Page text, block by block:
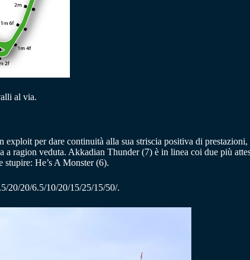
al via.
exploit per dare continuità alla sua striscia positiva di
a ragion veduta. Akkadian Thunder (7) è in linea coi due più
stupire: He’s A Monster (6).
20/20/6.5/10/20/15/25/15/50/.